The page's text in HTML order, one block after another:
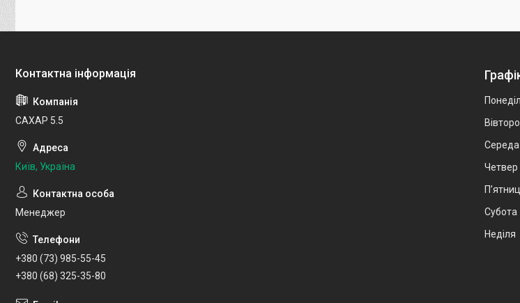
САХАР 5.5
Київ, Україна
Менеджер
+380 (73) 985-55-45
+380 (68) 325-35-80
Середа
Четвер
Субота
Неділя